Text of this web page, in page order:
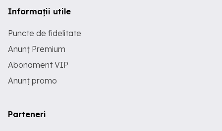
Informații utile
Puncte de fidelitate
Anunț Premium
Abonament VIP
Anunț promo
Parteneri